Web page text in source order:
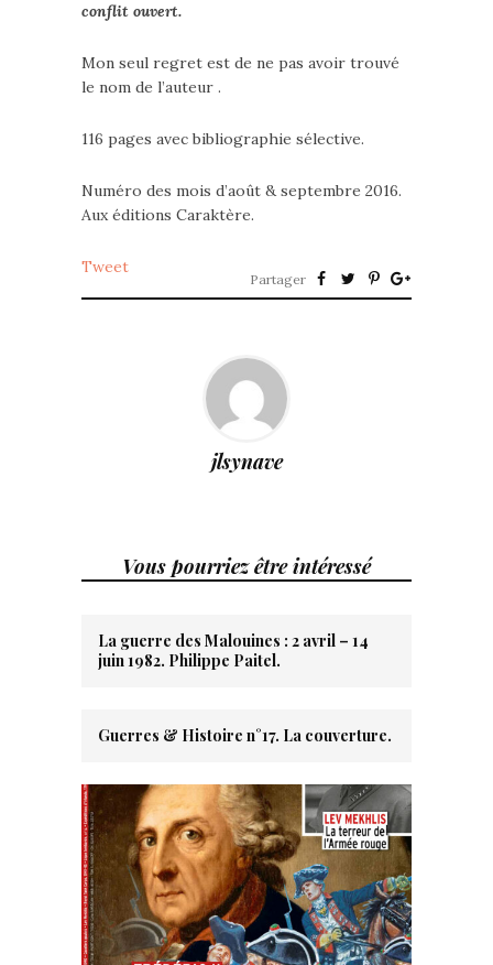
conflit ouvert.
Mon seul regret est de ne pas avoir trouvé
le nom de l’auteur .
116 pages avec bibliographie sélective.
Numéro des mois d’août & septembre 2016.
Aux éditions Caraktère.
Tweet
Partager
jlsynave
Vous pourriez être intéressé
La guerre des Malouines : 2 avril – 14
juin 1982. Philippe Paitel.
Guerres & Histoire n°17. La couverture.